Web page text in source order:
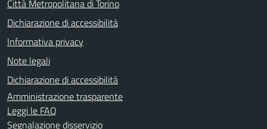
Città Metropolitana di Torino
Dichiarazione di accessibilità
Informativa privacy
Note legali
Dichiarazione di accessibilità
Amministrazione trasparente
Leggi le FAQ
Segnalazione disservizio